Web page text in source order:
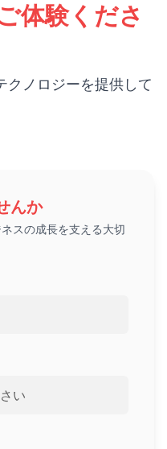
体験くださ
クノロジーを提供して
んか
スの成長を支える大切